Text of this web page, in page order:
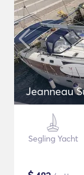
Jeanneau
Segling Yacht